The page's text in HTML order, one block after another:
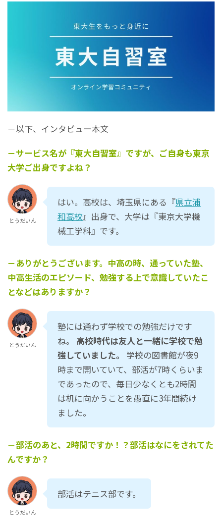
－以下、インタビュー本文
－サービス名が『東大自習室』ですが、ご自身も東京
大学ご出身ですよね？
とうだいん
はい。高校は、埼玉県にある『県立浦
和高校』出身で、大学は『東京大学機
械工学科』です。
－ありがとうございます。中高の時、通っていた塾、
中高生活のエピソード、勉強する上で意識していたこ
となどはありますか？
とうだいん
塾には通わず学校での勉強だけです
ね。 高校時代は友人と一緒に学校で勉
強していました。
学校の図書館が夜9
時まで開いていて、部活が7時くらいま
であったので、毎日少なくとも2時間
は机に向かうことを愚直に3年間続け
ました。
－部活のあと、2時間ですか！？部活はなにをされてた
んですか？
とうだいん
部活はテニス部です。